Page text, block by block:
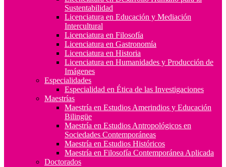
Sustentabilidad
Licenciatura en Educación y Mediación
Intercultural
Licenciatura en Filosofía
Licenciatura en Gastronomía
Licenciatura en Historia
Licenciatura en Humanidades y Producción de
Imágenes
Especialidades
Especialidad en Ética de las Investigaciones
Maestrías
Maestría en Estudios Amerindios y Educación
Bilingüe
Maestría en Estudios Antropológicos en
Sociedades Contemporáneas
Maestría en Estudios Históricos
Maestría en Filosofía Contemporánea Aplicada
Doctorados